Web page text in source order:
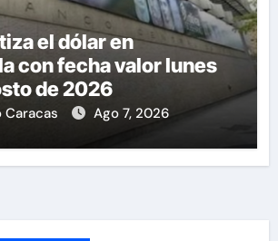
el dólar en
con fecha valor lunes
de 2026
Ago 7, 2026